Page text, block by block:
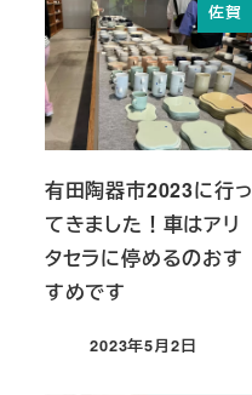
佐賀
有田陶器市2023に行っ
てきました！車はアリ
タセラに停めるのおす
すめです
投稿日
2023年5月2日